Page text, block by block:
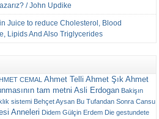
/ John Updike
Juice to reduce Cholesterol, Blood
Lipids And Also Triglycerides
CEMAL Ahmet Telli Ahmet Şık Ahmet
tam metni Asli Erdogan Bakişın
sistemi Behçet Aysan Bu Tufandan Sonra Cansu
Anneleri Didem Gülçin Erdem Die gestundete